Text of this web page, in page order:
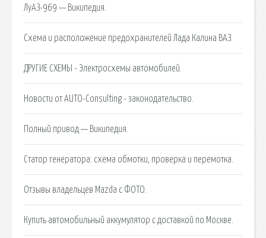
ЛуАЗ-969 — Википедия.
Схема и расположение предохранителей Лада Калина ВАЗ.
ДРУГИЕ СХЕМЫ - Электросхемы автомобилей.
Новости от AUTO-Consulting - законодательство.
Полный привод — Википедия.
Статор генератора: схема обмотки, проверка и перемотка.
Отзывы владельцев Mazda с ФОТО.
Купить автомобильный аккумулятор с доставкой по Москве.